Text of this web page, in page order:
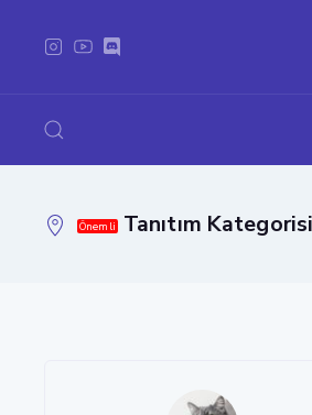
Önemli Tanıtım